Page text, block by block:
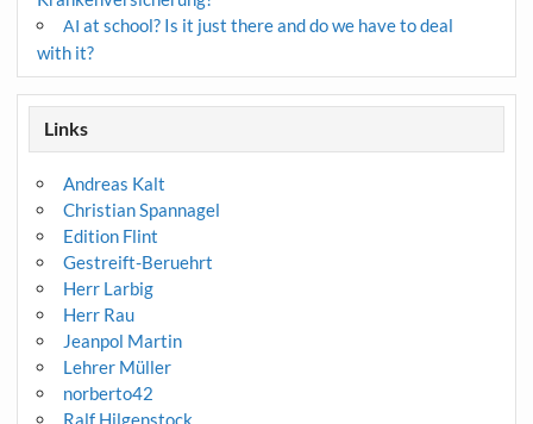
AI at school? Is it just there and do we have to deal
with it?
Links
Andreas Kalt
Christian Spannagel
Edition Flint
Gestreift-Beruehrt
Herr Larbig
Herr Rau
Jeanpol Martin
Lehrer Müller
norberto42
Ralf Hilgenstock